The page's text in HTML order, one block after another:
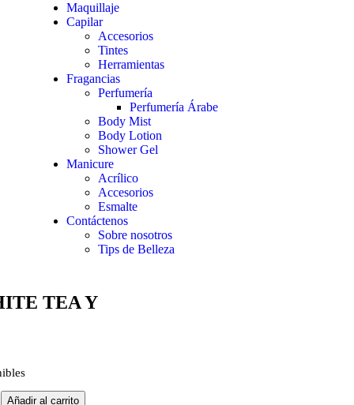
Maquillaje
Capilar
Accesorios
Tintes
Herramientas
Fragancias
Perfumería
Perfumería Árabe
Body Mist
Body Lotion
Shower Gel
Manicure
Acrílico
Accesorios
Esmalte
Contáctenos
Sobre nosotros
Tips de Belleza
TEA Y
Añadir al carrito